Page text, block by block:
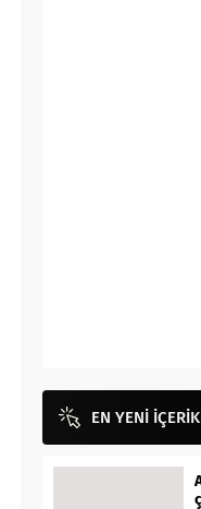
EN YENİ